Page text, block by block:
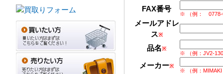
FAX番号
※ （例： 0778-
メールアドレ
ス※
品名※
※ （例：JV2-
メーカー※
※ （例：MIMAKI